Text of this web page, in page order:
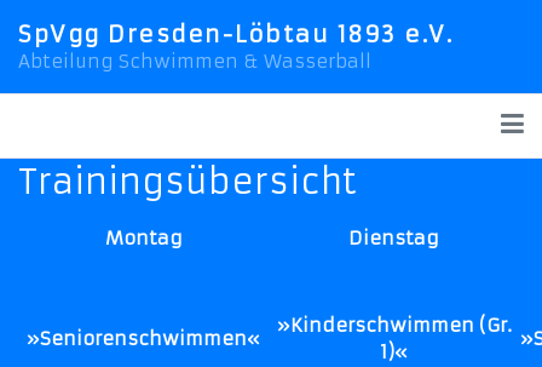
SpVgg Dresden-Löbtau 1893 e.V.
Abteilung Schwimmen & Wasserball
Trainingsübersicht
Montag Dienstag
»Seniorenschwimmen«
»Kinderschwimmen (Gr.
1)«